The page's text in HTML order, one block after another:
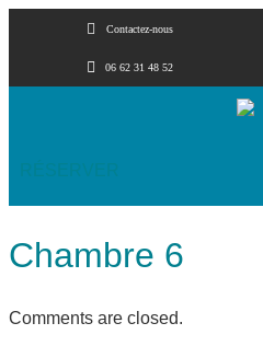
Contactez-nous
06 62 31 48 52
Chambre 6
Comments are closed.